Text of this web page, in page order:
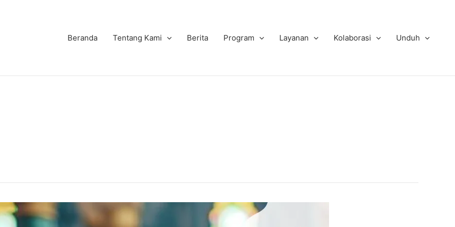
Beranda
Tentang Kami Berita Program Layanan Kolaborasi Unduh